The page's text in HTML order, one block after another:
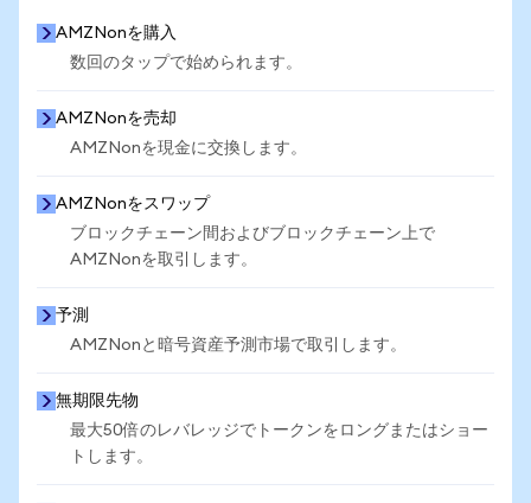
AMZNonを購入
数回のタップで始められます。
AMZNonを売却
AMZNonを現金に交換します。
AMZNonをスワップ
ブロックチェーン間およびブロックチェーン上で
AMZNonを取引します。
予測
AMZNonと暗号資産予測市場で取引します。
無期限先物
最大50倍のレバレッジでトークンをロングまたはショー
トします。